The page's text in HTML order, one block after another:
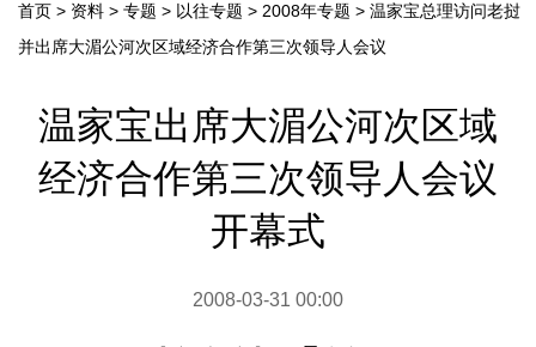
首页 > 资料 > 专题 > 以往专题 > 2008年专题 > 温家宝总理访问老挝
并出席大湄公河次区域经济合作第三次领导人会议
温家宝出席大湄公河次区域
经济合作第三次领导人会议
开幕式
2008-03-31 00:00